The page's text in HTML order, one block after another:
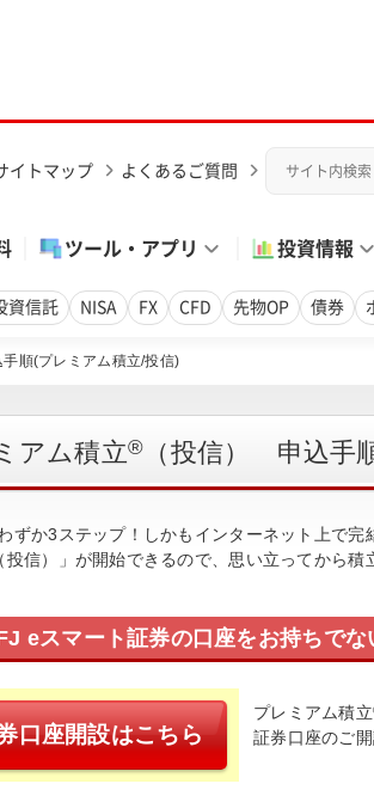
イトマップ よくあるご質問
ツール・アプリ 投資情報
資信託 NISA FX CFD 先物OP 債券
手順(プレミアム積立/投信)
アム積立® （投信） 申込手
ずか3ステップ！しかもインターネット上で
（投信）」が開始できるので、思い立ってから積
eスマート証券の口座をお持ちでな
プレミアム積立
証券口座のご開
口座開設はこちら